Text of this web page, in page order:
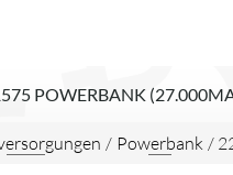
POWERBANK
/ Powerbank /